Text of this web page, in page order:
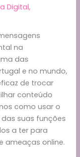
Digital,
na
das
e no mundo,
de trocar
conteúdo
como usar o
suas funções
a ter para
ameaças online.